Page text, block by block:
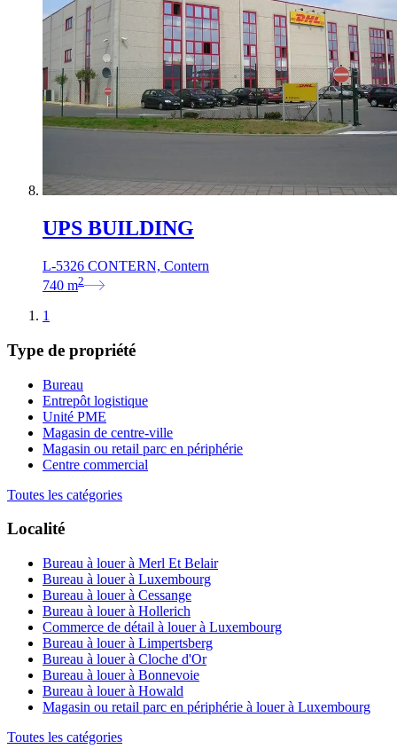
UPS BUILDING
L-5326 CONTERN, Contern
740 m2
1
Type de propriété
Bureau
Entrepôt logistique
Unité PME
Magasin de centre-ville
Magasin ou retail parc en périphérie
Centre commercial
Toutes les catégories
Localité
Bureau à louer à Merl Et Belair
Bureau à louer à Luxembourg
Bureau à louer à Cessange
Bureau à louer à Hollerich
Commerce de détail à louer à Luxembourg
Bureau à louer à Limpertsberg
Bureau à louer à Cloche d'Or
Bureau à louer à Bonnevoie
Bureau à louer à Howald
Magasin ou retail parc en périphérie à louer à Luxembourg
Toutes les catégories